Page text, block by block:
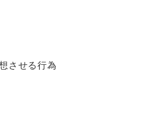
させる行為